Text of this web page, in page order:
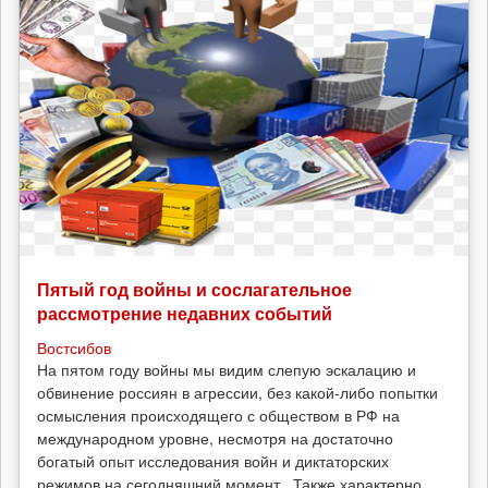
Пятый год войны и сослагательное
рассмотрение недавних событий
Востсибов
На пятом году войны мы видим слепую эскалацию и
обвинение россиян в агрессии, без какой-либо попытки
осмысления происходящего с обществом в РФ на
международном уровне, несмотря на достаточно
богатый опыт исследования войн и диктаторских
режимов на сегодняшний момент. Также характерно...